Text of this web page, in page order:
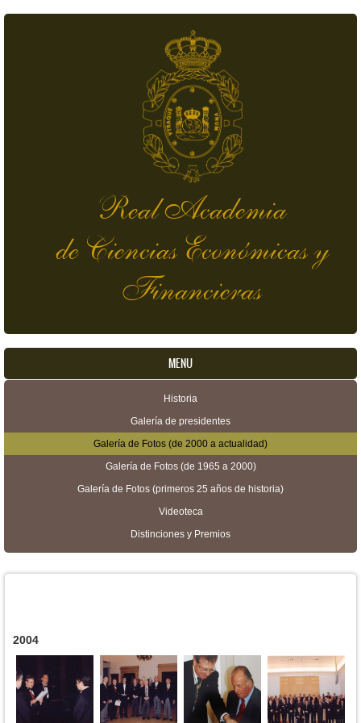
Real Academia
de Ciencias Económicas y
Financieras
MENU
Historia
Galería de presidentes
Galería de Fotos (de 2000 a actualidad)
Galería de Fotos (de 1965 a 2000)
Galería de Fotos (primeros 25 años de historia)
Videoteca
Distinciones y Premios
2004